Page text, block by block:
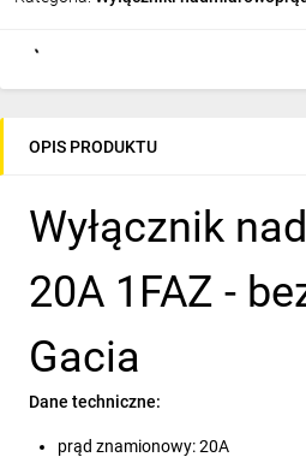
OPIS PRODUKTU
Wyłącznik
20A 1FAZ -
Gacia
Dane techniczne:
prąd znamionowy: 20A